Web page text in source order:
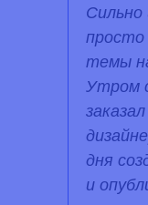
Сильно
просто
темы
Утром
дня
и